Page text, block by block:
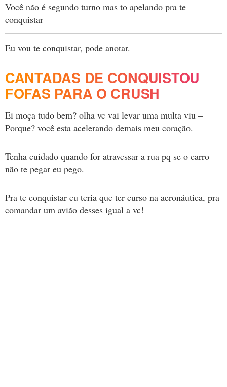
Você não é segundo turno mas to apelando pra te
conquistar
Eu vou te conquistar, pode anotar.
CANTADAS DE CONQUISTOU
FOFAS PARA O CRUSH
Ei moça tudo bem? olha vc vai levar uma multa viu –
Porque? você esta acelerando demais meu coração.
Tenha cuidado quando for atravessar a rua pq se o carro
não te pegar eu pego.
Pra te conquistar eu teria que ter curso na aeronáutica, pra
comandar um avião desses igual a vc!